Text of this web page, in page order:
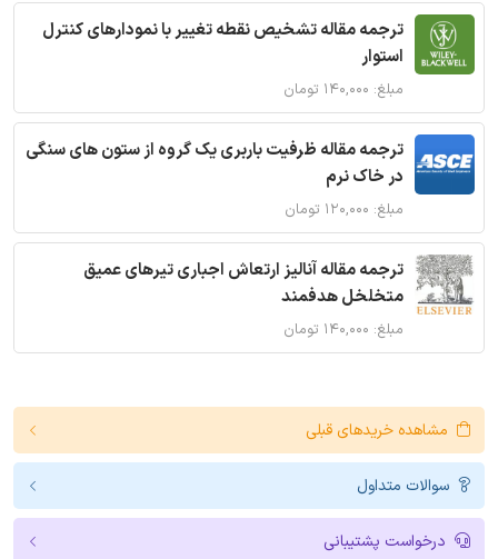
ترجمه مقاله تشخیص نقطه تغییر با نمودارهای کنترل
استوار
مبلغ: ۱۴۰,۰۰۰ تومان
ترجمه مقاله ظرفیت باربری یک گروه از ستون های سنگی
در خاک نرم
مبلغ: ۱۲۰,۰۰۰ تومان
ترجمه مقاله آنالیز ارتعاش اجباری تیرهای عمیق
متخلخل هدفمند
مبلغ: ۱۴۰,۰۰۰ تومان
مشاهده خریدهای قبلی
سوالات متداول
درخواست پشتیبانی